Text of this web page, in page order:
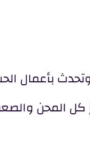
بأعمال
كل المحن